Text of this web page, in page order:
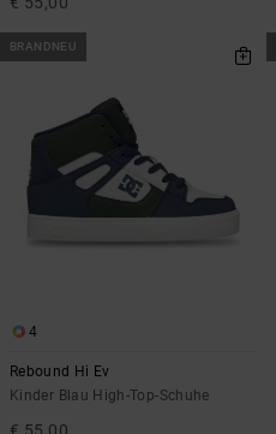
BRANDNEU
4
Rebound Hi Ev
Kinder Blau High-Top-Schuhe